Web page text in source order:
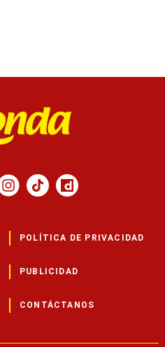
POLÍTICA DE PRIVACIDAD
PUBLICIDAD
CONTÁCTANOS